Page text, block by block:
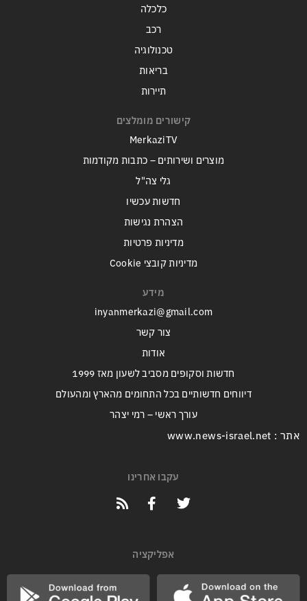
כלכלה
רכב
טכנולוגיה
בריאות
תיירות
קישורים מומלצים
MerkaziTV
מוצרים ושירותים – כתבות מקודמות
גלי צה"ל
חדשות עכשיו
הצהרת נגישות
מדיניות פרטיות
מדיניות קובצי Cookie
מידע
inyanmerkazi@gmail.com
צור קשר
אודות
חדשות וסקופים מסביב לשעון מאז 1999
דיווחים חדשותיים בכל התחומים מהארץ ומהעולם
עורך ראשי – רמי יצהר
אתר : www.news-israel.net
עקבו אחרינו
אפליקציה